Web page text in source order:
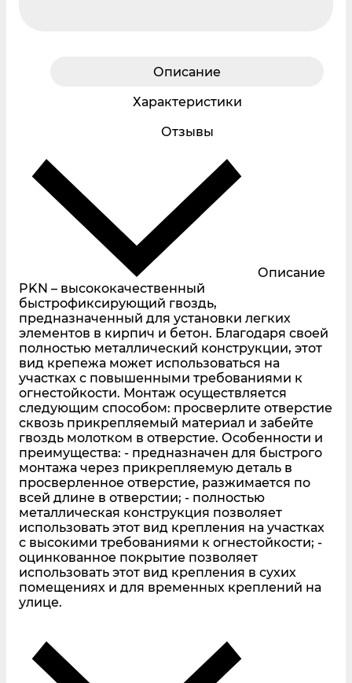
Описание
Характеристики
Отзывы
Описание
PKN – высококачественный
быстрофиксирующий гвоздь,
предназначенный для установки легких
элементов в кирпич и бетон. Благодаря своей
полностью металлический конструкции, этот
вид крепежа может использоваться на
участках с повышенными требованиями к
огнестойкости. Монтаж осуществляется
следующим способом: просверлите отверстие
сквозь прикрепляемый материал и забейте
гвоздь молотком в отверстие. Особенности и
преимущества: - предназначен для быстрого
монтажа через прикрепляемую деталь в
просверленное отверстие, разжимается по
всей длине в отверстии; - полностью
металлическая конструкция позволяет
использовать этот вид крепления на участках
с высокими требованиями к огнестойкости; -
оцинкованное покрытие позволяет
использовать этот вид крепления в сухих
помещениях и для временных креплений на
улице.